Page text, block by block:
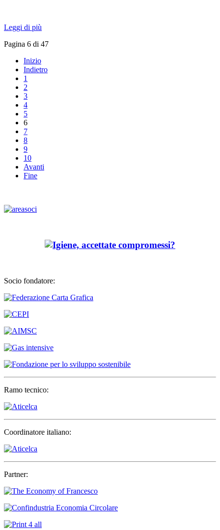
Leggi di più
Pagina 6 di 47
Inizio
Indietro
1
2
3
4
5
6
7
8
9
10
Avanti
Fine
Socio fondatore:
Ramo tecnico:
Coordinatore italiano:
Partner: